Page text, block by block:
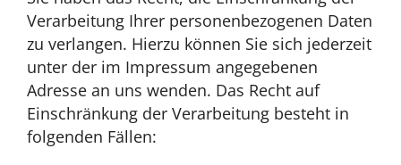
Verarbeitung Ihrer personenbezogenen Daten
zu verlangen. Hierzu können Sie sich jederzeit
unter der im Impressum angegebenen
Adresse an uns wenden. Das Recht auf
Einschränkung der Verarbeitung besteht in
folgenden Fällen: